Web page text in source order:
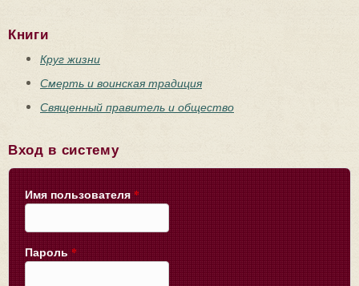
Книги
Круг жизни
Смерть и воинская традиция
Священный правитель и общество
Вход в систему
Имя пользователя *
Пароль *